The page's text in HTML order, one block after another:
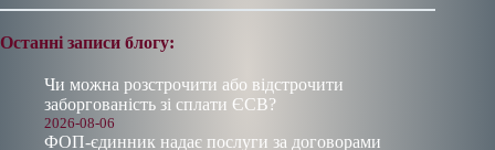
Останні записи блогу:
Чи можна розстрочити або відстрочити
заборгованість зі сплати ЄСВ?
2026-08-06
ФОП-єдинник надає послуги за договорами